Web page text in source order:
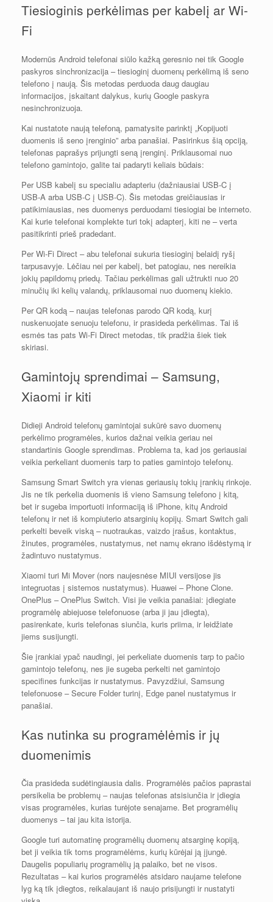
Tiesioginis perkėlimas per kabelį ar Wi-
Fi
Modernūs Android telefonai siūlo kažką geresnio nei tik Google
paskyros sinchronizacija – tiesioginį duomenų perkėlimą iš seno
telefono į naują. Šis metodas perduoda daug daugiau
informacijos, įskaitant dalykus, kurių Google paskyra
nesinchronizuoja.
Kai nustatote naują telefoną, pamatysite parinktį „Kopijuoti
duomenis iš seno įrenginio” arba panašiai. Pasirinkus šią opciją,
telefonas paprašys prijungti seną įrenginį. Priklausomai nuo
telefono gamintojo, galite tai padaryti keliais būdais:
Per USB kabelį su specialiu adapteriu (dažniausiai USB-C į
USB-A arba USB-C į USB-C). Šis metodas greičiausias ir
patikimiausias, nes duomenys perduodami tiesiogiai be interneto.
Kai kurie telefonai komplekte turi tokį adapterį, kiti ne – verta
pasitikrinti prieš pradedant.
Per Wi-Fi Direct – abu telefonai sukuria tiesioginį belaidį ryšį
tarpusavyje. Lėčiau nei per kabelį, bet patogiau, nes nereikia
jokių papildomų priedų. Tačiau perkėlimas gali užtrukti nuo 20
minučių iki kelių valandų, priklausomai nuo duomenų kiekio.
Per QR kodą – naujas telefonas parodo QR kodą, kurį
nuskenuojate senuoju telefonu, ir prasideda perkėlimas. Tai iš
esmės tas pats Wi-Fi Direct metodas, tik pradžia šiek tiek
skiriasi.
Gamintojų sprendimai – Samsung,
Xiaomi ir kiti
Didieji Android telefonų gamintojai sukūrė savo duomenų
perkėlimo programėles, kurios dažnai veikia geriau nei
standartinis Google sprendimas. Problema ta, kad jos geriausiai
veikia perkeliant duomenis tarp to paties gamintojo telefonų.
Samsung Smart Switch yra vienas geriausių tokių įrankių rinkoje.
Jis ne tik perkelia duomenis iš vieno Samsung telefono į kitą,
bet ir sugeba importuoti informaciją iš iPhone, kitų Android
telefonų ir net iš kompiuterio atsarginių kopijų. Smart Switch gali
perkelti beveik viską – nuotraukas, vaizdo įrašus, kontaktus,
žinutes, programėles, nustatymus, net namų ekrano išdėstymą ir
žadintuvo nustatymus.
Xiaomi turi Mi Mover (nors naujesnėse MIUI versijose jis
integruotas į sistemos nustatymus). Huawei – Phone Clone.
OnePlus – OnePlus Switch. Visi jie veikia panašiai: įdiegiate
programėlę abiejuose telefonuose (arba ji jau įdiegta),
pasirenkate, kuris telefonas siunčia, kuris priima, ir leidžiate
jiems susijungti.
Šie įrankiai ypač naudingi, jei perkeliate duomenis tarp to pačio
gamintojo telefonų, nes jie sugeba perkelti net gamintojo
specifines funkcijas ir nustatymus. Pavyzdžiui, Samsung
telefonuose – Secure Folder turinį, Edge panel nustatymus ir
panašiai.
Kas nutinka su programėlėmis ir jų
duomenimis
Čia prasideda sudėtingiausia dalis. Programėlės pačios paprastai
persikelia be problemų – naujas telefonas atsisiunčia ir įdiegia
visas programėles, kurias turėjote senajame. Bet programėlių
duomenys – tai jau kita istorija.
Google turi automatinę programėlių duomenų atsarginę kopiją,
bet ji veikia tik toms programėlėms, kurių kūrėjai ją įjungė.
Daugelis populiarių programėlių ją palaiko, bet ne visos.
Rezultatas – kai kurios programėlės atsidaro naujame telefone
lyg ką tik įdiegtos, reikalaujant iš naujo prisijungti ir nustatyti